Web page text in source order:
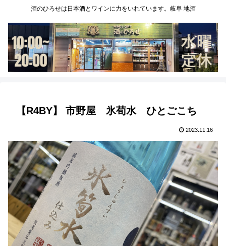
酒のひろせは日本酒とワインに力をいれています。岐阜 地酒
【R4BY】 市野屋 氷荀水 ひとごこち
2023.11.16